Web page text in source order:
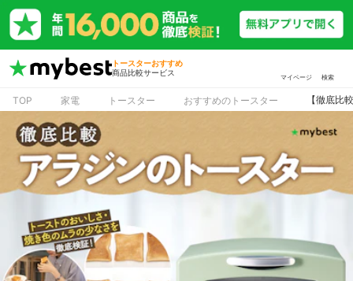
トースターおすすめ
商品比較サービス
マイページ 検索
TOP 家電 トースター おすすめのトースター 【徹底比